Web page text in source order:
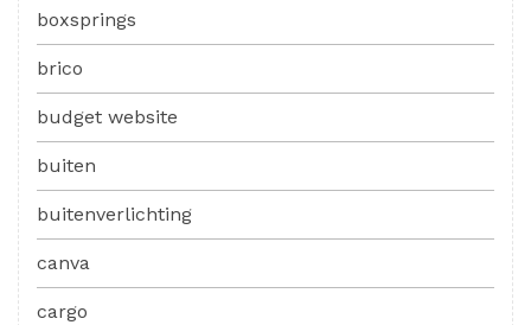
boxsprings
brico
budget website
buiten
buitenverlichting
canva
cargo